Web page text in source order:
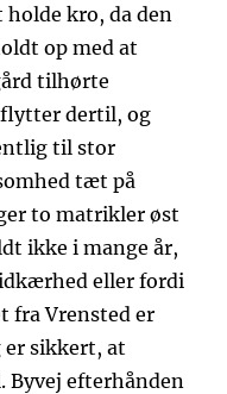
kro, da den
op med at
tilhørte
dertil, og
til stor
tæt på
to matrikler øst
ikke i mange år,
eller fordi
fra Vrensted er
er sikkert, at
Byvej efterhånden